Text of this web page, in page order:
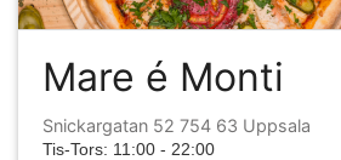
Mare é Monti
Snickargatan 52 754 63 Uppsala
Tis-Tors: 11:00 - 22:00